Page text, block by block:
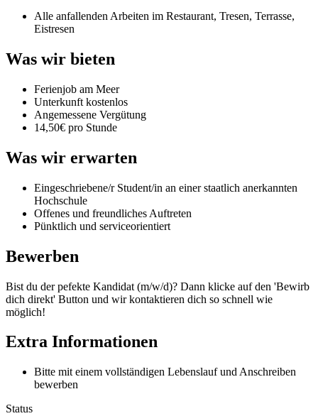
Alle anfallenden Arbeiten im Restaurant, Tresen, Terrasse,
Eistresen
Was wir bieten
Ferienjob am Meer
Unterkunft kostenlos
Angemessene Vergütung
14,50€ pro Stunde
Was wir erwarten
Eingeschriebene/r Student/in an einer staatlich anerkannten
Hochschule
Offenes und freundliches Auftreten
Pünktlich und serviceorientiert
Bewerben
Bist du der pefekte Kandidat (m/w/d)? Dann klicke auf den 'Bewirb
dich direkt' Button und wir kontaktieren dich so schnell wie
möglich!
Extra Informationen
Bitte mit einem vollständigen Lebenslauf und Anschreiben
bewerben
Status